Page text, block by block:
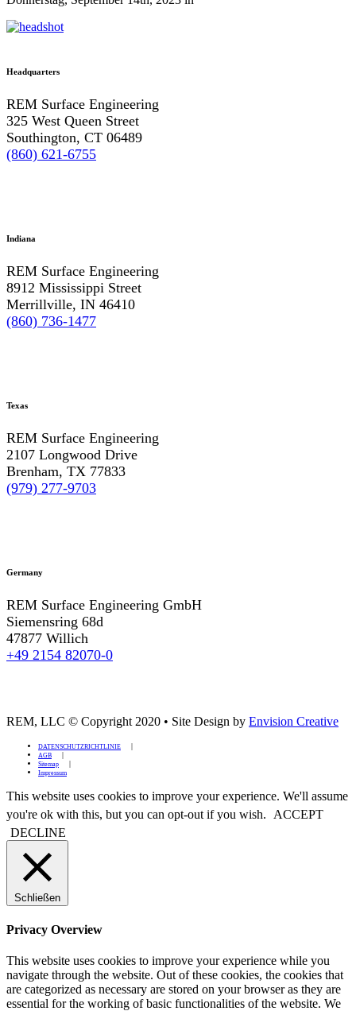
Headquarters
REM Surface Engineering
325 West Queen Street
Southington, CT 06489
(860) 621-6755
Indiana
REM Surface Engineering
8912 Mississippi Street
Merrillville, IN 46410
(860) 736-1477
Texas
REM Surface Engineering
2107 Longwood Drive
Brenham, TX 77833
(979) 277-9703
Germany
REM Surface Engineering GmbH
Siemensring 68d
47877 Willich
+49 2154 82070-0
REM, LLC © Copyright 2020 • Site Design by Envision Creative
DATENSCHUTZRICHTLINIE
AGB
Sitemap
Impressum
This website uses cookies to improve your experience. We'll assume
you're ok with this, but you can opt-out if you wish.
ACCEPT
DECLINE
Schließen
Privacy Overview
This website uses cookies to improve your experience while you
navigate through the website. Out of these cookies, the cookies that
are categorized as necessary are stored on your browser as they are
essential for the working of basic functionalities of the website. We